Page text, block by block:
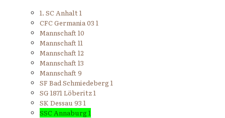
1. SC Anhalt 1
CFC Germania 03 1
Mannschaft 10
Mannschaft 11
Mannschaft 12
Mannschaft 13
Mannschaft 9
SF Bad Schmiedeberg 1
SG 1871 Löberitz 1
SK Dessau 93 1
SSC Annaburg 1